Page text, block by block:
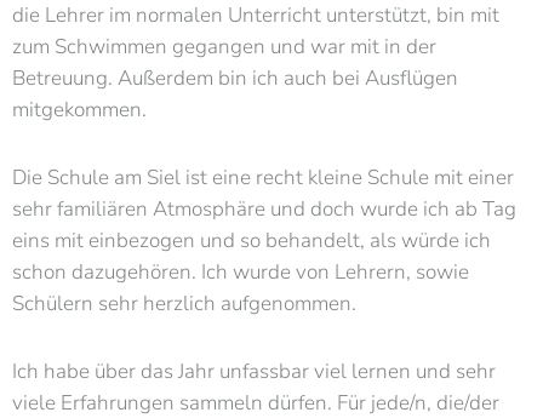
die Lehrer im normalen Unterricht unterstützt, bin mit
zum Schwimmen gegangen und war mit in der
Betreuung. Außerdem bin ich auch bei Ausflügen
mitgekommen.
Die Schule am Siel ist eine recht kleine Schule mit einer
sehr familiären Atmosphäre und doch wurde ich ab Tag
eins mit einbezogen und so behandelt, als würde ich
schon dazugehören. Ich wurde von Lehrern, sowie
Schülern sehr herzlich aufgenommen.
Ich habe über das Jahr unfassbar viel lernen und sehr
viele Erfahrungen sammeln dürfen. Für jede/n, die/der